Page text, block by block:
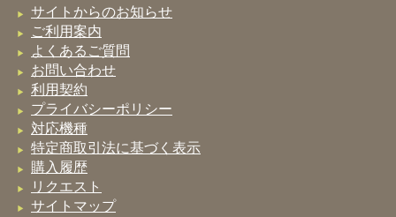
サイトからのお知らせ
ご利用案内
よくあるご質問
お問い合わせ
利用契約
プライバシーポリシー
対応機種
特定商取引法に基づく表示
購入履歴
リクエスト
サイトマップ